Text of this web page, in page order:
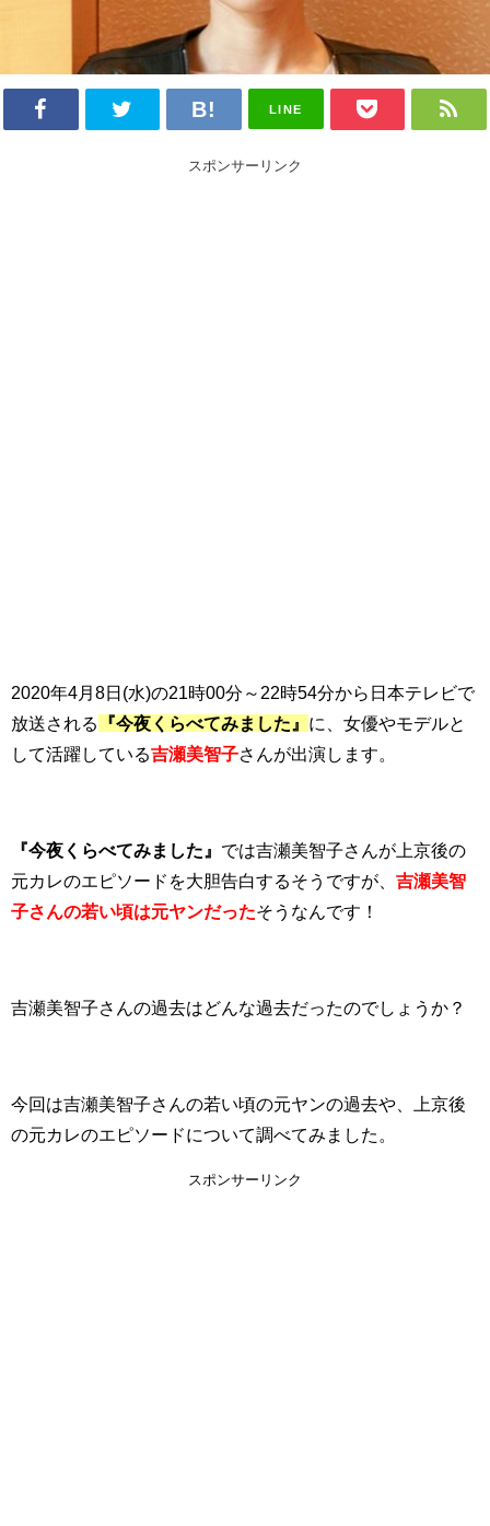
LINE
スポンサーリンク
2020年4月8日(水)の21時00分～22時54分から日本テレビで
放送される
『今夜くらべてみました』 に、女優やモデルと
して活躍している吉瀬美智子さんが出演します。
『今夜くらべてみました』 では吉瀬美智子さんが上京後の
元カレのエピソードを大胆告白するそうですが、 吉瀬美智
子さんの若い頃は元ヤンだったそうなんです！
吉瀬美智子さんの過去はどんな過去だったのでしょうか？
今回は吉瀬美智子さんの若い頃の元ヤンの過去や、上京後
の元カレのエピソードについて調べてみました。
スポンサーリンク